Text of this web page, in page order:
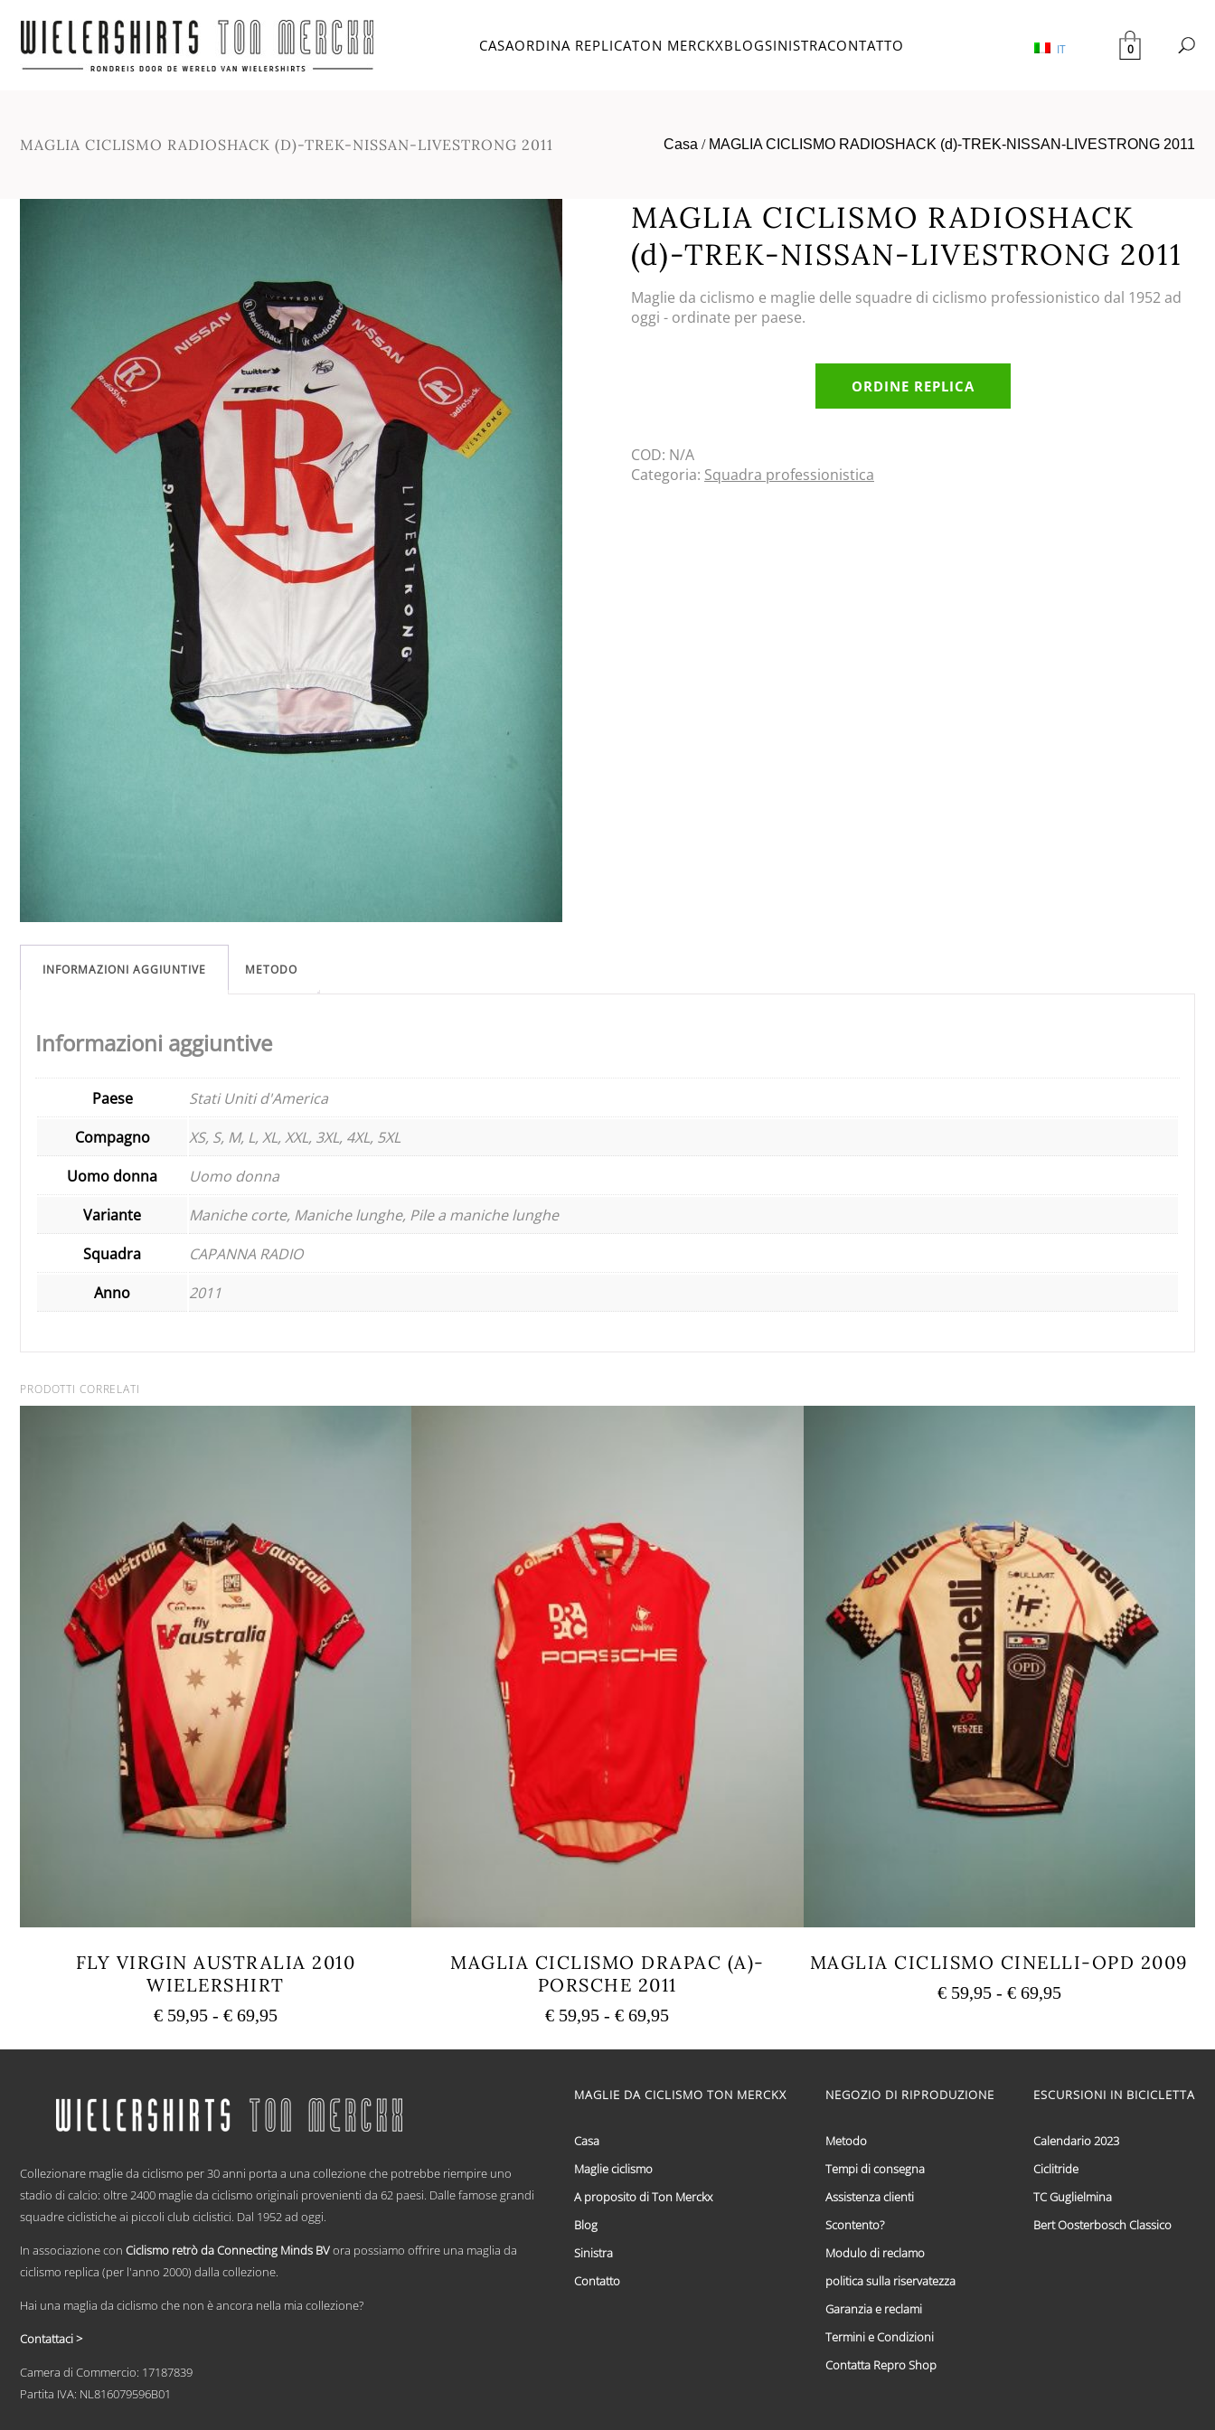
CASAORDINA REPLICATON MERCKXBLOGSINISTRACONTATTO IT 0
MAGLIA CICLISMO RADIOSHACK (D)-TREK-NISSAN-LIVESTRONG 2011 Casa / MAGLIA CICLISMO RADIOSHACK (d)-TREK-NISSAN-LIVESTRONG 2011
MAGLIA CICLISMO RADIOSHACK
(d)-TREK-NISSAN-LIVESTRONG 2011
Maglie da ciclismo e maglie delle squadre di ciclismo professionistico dal 1952 ad
oggi - ordinate per paese.
ORDINE REPLICA
COD: N/A
Categoria: Squadra professionistica
INFORMAZIONI AGGIUNTIVE METODO
Informazioni aggiuntive
Paese
Stati Uniti d'America
Compagno
XS, S, M, L, XL, XXL, 3XL, 4XL, 5XL
Uomo donna
Uomo donna
Variante
Maniche corte, Maniche lunghe, Pile a maniche lunghe
Squadra
CAPANNA RADIO
Anno
2011
PRODOTTI CORRELATI
FLY VIRGIN AUSTRALIA 2010
WIELERSHIRT
€ 59,95 - € 69,95Fascia
prezzo:
€ 59,95
varianti.
Le
essere
scelte
nella
pagina
prodotto
MAGLIA CICLISMO DRAPAC (A)-
PORSCHE 2011
€ 59,95 - € 69,95Fascia
prezzo:
€ 59,95
più
essere
scelte
nella
prodotto
MAGLIA CICLISMO CINELLI-OPD 2009
€59,95 - €69,95Fascia
da
a
ha
possono
pagina
prodotto
Collezionare maglie da ciclismo per 30 anni porta a una collezione che potrebbe riempire uno
stadio di calcio: oltre 2400 maglie da ciclismo originali provenienti da 62 paesi. Dalle famose grandi
squadre ciclistiche ai piccoli club ciclistici. Dal 1952 ad oggi.
In associazione con Ciclismo retrò da Connecting Minds BVora possiamo offrire una maglia da
ciclismo replica (per l'anno 2000) dalla collezione.
Hai una maglia da ciclismo che non è ancora nella mia collezione?
Contattaci >
Camera di Commercio: 17187839
Partita IVA: NL816079596B01
MAGLIE DA CICLISMO TON MERCKX
Casa
Maglie ciclismo
A proposito di Ton Merckx
Blog
Sinistra
Contatto
NEGOZIO DI RIPRODUZIONE
Metodo
Tempi di consegna
Assistenza clienti
Scontento?
Modulo di reclamo
politica sulla riservatezza
Garanzia e reclami
Termini e Condizioni
Contatta Repro Shop
ESCURSIONI IN BICICLETTA
Calendario 2023
Ciclitride
TC Guglielmina
Bert Oosterbosch Classico